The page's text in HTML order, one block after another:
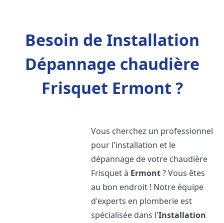
Besoin de Installation
Dépannage chaudière
Frisquet Ermont ?
Vous cherchez un professionnel
pour l'installation et le
dépannage de votre chaudière
Frisquet à Ermont? Vous êtes
au bon endroit ! Notre équipe
d'experts en plomberie est
spécialisée dans l'Installation